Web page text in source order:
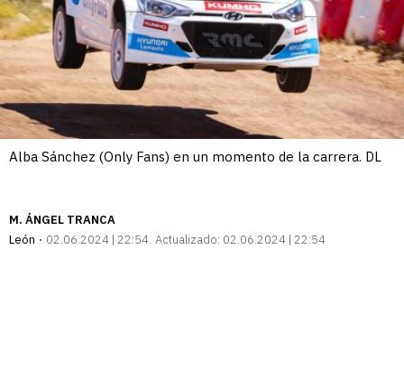
Alba Sánchez (Only Fans) en un momento de la carrera. DL
M. ÁNGEL TRANCA
León
02.06.2024 | 22:54 Actualizado: 02.06.2024 | 22:54